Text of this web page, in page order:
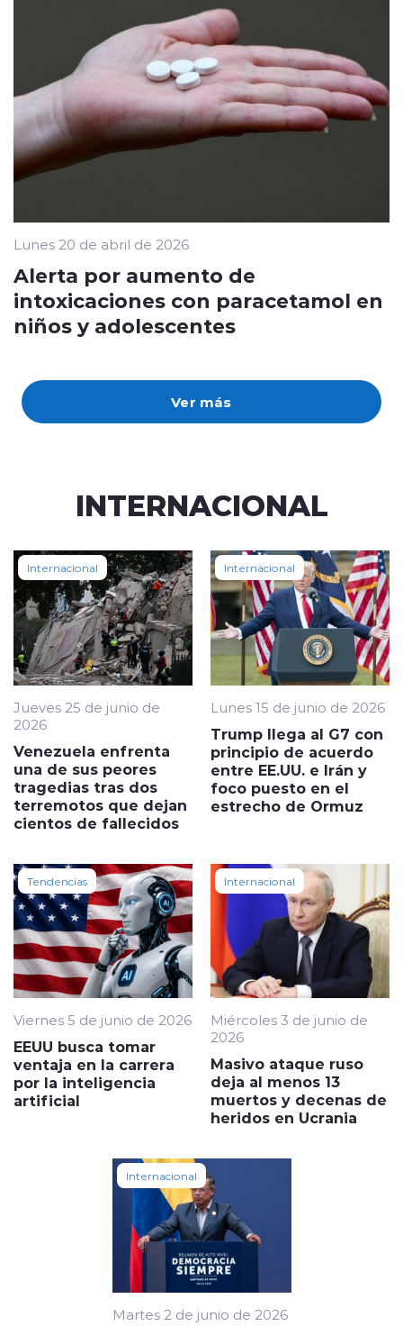
Ver más
Lunes 20 de abril de 2026
Alerta por aumento de
intoxicaciones con paracetamol en
niños y adolescentes
INTERNACIONAL
Internacional
Jueves 25 de junio de
2026
Venezuela enfrenta
una de sus peores
tragedias tras dos
terremotos que dejan
cientos de fallecidos
Internacional
Lunes 15 de junio de 2026
Trump llega al G7 con
principio de acuerdo
entre EE.UU. e Irán y
foco puesto en el
estrecho de Ormuz
Tendencias
Viernes 5 de junio de 2026
EEUU busca tomar
ventaja en la carrera
por la inteligencia
artificial
Internacional
Miércoles 3 de junio de
2026
Masivo ataque ruso
deja al menos 13
muertos y decenas de
heridos en Ucrania
Internacional
Martes 2 de junio de 2026